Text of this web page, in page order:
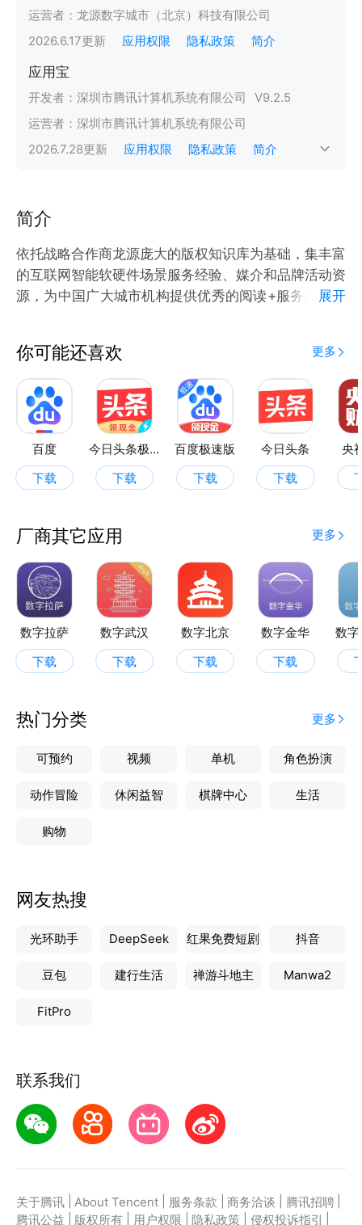
运营者： 龙源数字城市（北京）科技有限公司
2026.6.17更新 应用权限 隐私政策 简介
应用宝
开发者： 深圳市腾讯计算机系统有限公司 V9.2.5
运营者： 深圳市腾讯计算机系统有限公司
2026.7.28更新 应用权限 隐私政策 简介
简介
依托战略合作商龙源庞大的版权知识库为基础，集丰富
的互联网智能软硬件场景服务经验、媒介和品牌活动资
源，为中国广大城市机构提供优秀的阅读+服务的场景
升级。构建突出文化个性的数字城市，以城市全民阅读
为入口，让阅读连接城市的一切。
展开
你可能还喜欢 更多
百度
下载
今日头条极速版
下载
百度极速版
下载
今日头条
下载
央
厂商其它应用 更多
数字拉萨
下载
数字武汉
下载
数字北京
下载
数字金华
下载
数
热门分类 更多
可预约 视频 单机 角色扮演
动作冒险 休闲益智 棋牌中心 生活
购物
网友热搜
光环助手 DeepSeek 红果免费短剧 抖音
豆包 建行生活 禅游斗地主 Manwa2
FitPro
联系我们
关于腾讯 About Tencent 服务条款 商务洽谈 腾讯招聘
腾讯公益
版权所有 用户权限 隐私政策 侵权投诉指引